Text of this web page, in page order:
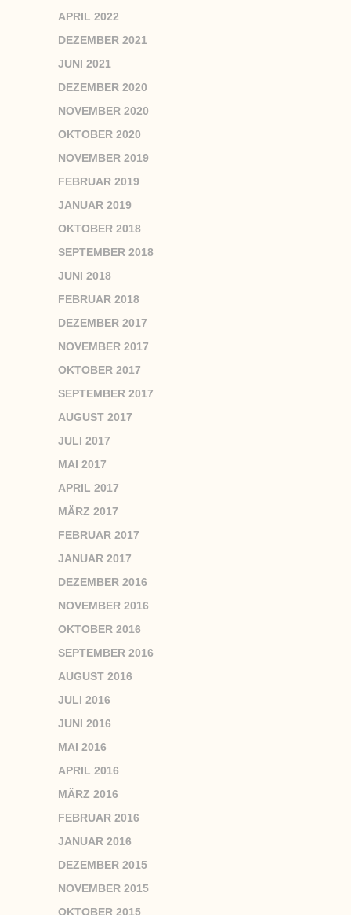
APRIL 2022
DEZEMBER 2021
JUNI 2021
DEZEMBER 2020
NOVEMBER 2020
OKTOBER 2020
NOVEMBER 2019
FEBRUAR 2019
JANUAR 2019
OKTOBER 2018
SEPTEMBER 2018
JUNI 2018
FEBRUAR 2018
DEZEMBER 2017
NOVEMBER 2017
OKTOBER 2017
SEPTEMBER 2017
AUGUST 2017
JULI 2017
MAI 2017
APRIL 2017
MÄRZ 2017
FEBRUAR 2017
JANUAR 2017
DEZEMBER 2016
NOVEMBER 2016
OKTOBER 2016
SEPTEMBER 2016
AUGUST 2016
JULI 2016
JUNI 2016
MAI 2016
APRIL 2016
MÄRZ 2016
FEBRUAR 2016
JANUAR 2016
DEZEMBER 2015
NOVEMBER 2015
OKTOBER 2015